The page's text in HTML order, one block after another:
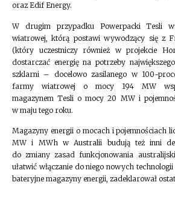
oraz Edif Energy.
W drugim przypadku Powerpacki Tesli
wiatrowej, którą postawi wywodzący się z
(który uczestniczy również w projekcie
dostarczać energię na potrzeby
szklarni – docelowo zasilanego w 100-
farmy wiatrowej o mocy 194 MW
magazynem Tesli o mocy 20 MW i
w maju tego roku.
Magazyny energii o mocach i pojemnościach
MW i MWh w Australii budują też inni
do zmiany zasad funkcjonowania
ułatwić włączanie do niego nowych
bateryjne magazyny energii, zadeklarował